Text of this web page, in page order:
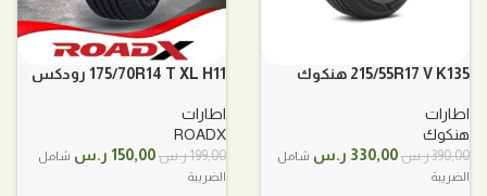
215/55R17 V K135 هنكوك
اطارات
هنكوك
390,00ر.س السعر
330,00 ر.س السعر
شامل
الضريبة
175/70R14 T XL H11 رودكس
اطارات
ROADX
199,00ر.س السعر
150,00 ر.س السعر
شامل
الضريبة